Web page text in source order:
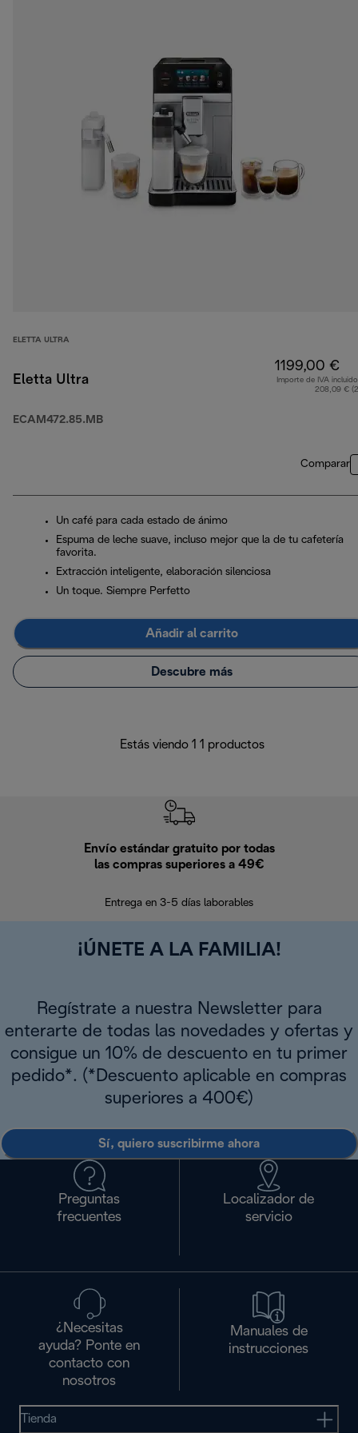
ELETTA ULTRA
Eletta Ultra
ECAM472.85.MB
1199,00 €
Importe de IVA
208,09 €
Comparar
Un café para cada estado de ánimo
Espuma de leche suave, incluso mejor que la de tu cafetería
favorita.
Extracción inteligente, elaboración silenciosa
Un toque. Siempre Perfetto
Añadir al carrito
Descubre más
Estás viendo 1 1 productos
Envío estándar gratuito por todas
las compras superiores a 49€
Entrega en 3-5 días laborables
¡ÚNETE A LA FAMILIA!
Regístrate a nuestra Newsletter para
enterarte de todas las novedades y ofertas y
consigue un 10% de descuento en tu primer
pedido*. (*Descuento aplicable en compras
superiores a 400€)
Sí, quiero suscribirme ahora
Preguntas
frecuentes
Localizador de
servicio
¿Necesitas
ayuda? Ponte en
contacto con
nosotros
Manuales de
instrucciones
Tienda